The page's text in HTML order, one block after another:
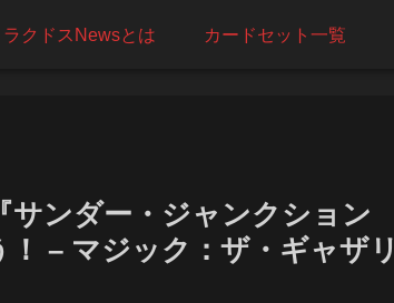
ラクドスNewsとは カードセット一覧
ンダー・ジャンクション
– マジック：ザ・ギャザリ